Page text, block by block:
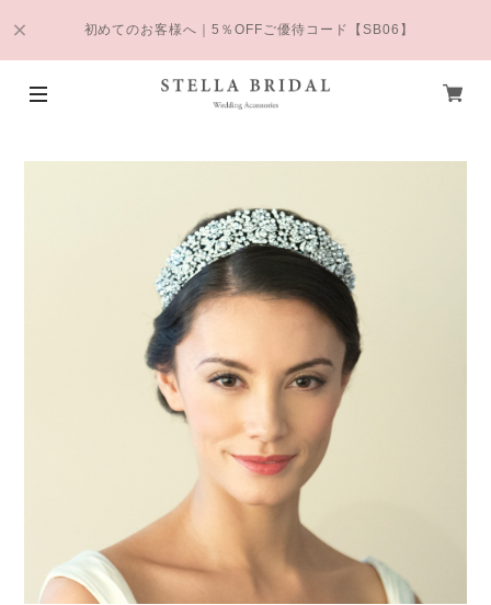
初めてのお客様へ｜5％OFFご優待コード【SB06】